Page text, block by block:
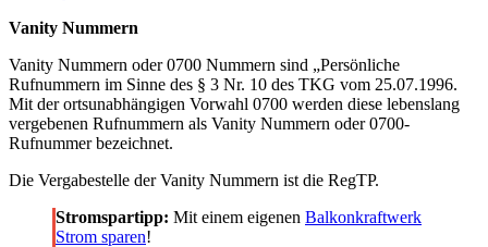
Vanity Nummern
Vanity Nummern oder 0700 Nummern sind „Persönliche
Rufnummern im Sinne des § 3 Nr. 10 des TKG vom 25.07.1996.
Mit der ortsunabhängigen Vorwahl 0700 werden diese lebenslang
vergebenen Rufnummern als Vanity Nummern oder 0700-
Rufnummer bezeichnet.
Die Vergabestelle der Vanity Nummern ist die RegTP.
Stromspartipp: Mit einem eigenen Balkonkraftwerk
Strom sparen!